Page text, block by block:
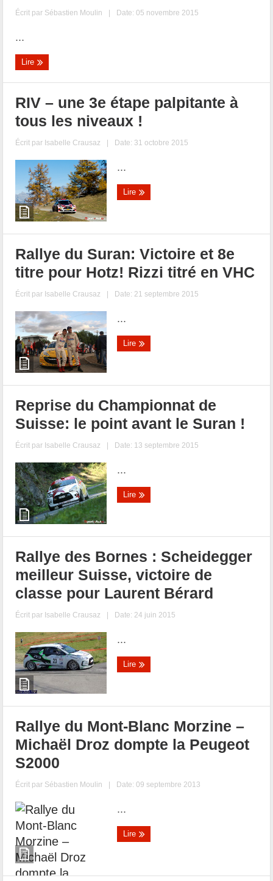
Écrit par Sébastien Moulin | Date: 05 novembre 2015
...
Lire
RIV – une 3e étape palpitante à
tous les niveaux !
Écrit par Isabelle Crausaz | Date: 31 octobre 2015
...
Lire
Rallye du Suran: Victoire et 8e
titre pour Hotz! Rizzi titré en VHC
Écrit par Isabelle Crausaz | Date: 21 septembre 2015
...
Lire
Reprise du Championnat de
Suisse: le point avant le Suran !
Écrit par Isabelle Crausaz | Date: 13 septembre 2015
...
Lire
Rallye des Bornes : Scheidegger
meilleur Suisse, victoire de
classe pour Laurent Bérard
Écrit par Isabelle Crausaz | Date: 24 juin 2015
...
Lire
Rallye du Mont-Blanc Morzine –
Michaël Droz dompte la Peugeot
S2000
Écrit par Sébastien Moulin | Date: 09 septembre 2013
...
Lire